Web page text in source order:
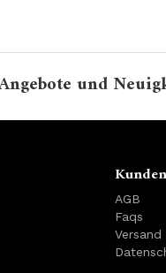
und
AGB
Faqs